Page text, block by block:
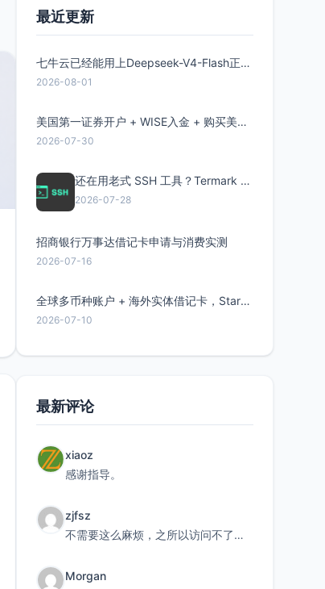
最近更新
七牛云已经能用上Deepseek-V4-Flash正式版了，点此领取300万Token
2026-08-01
美国第一证券开户 + WISE入金 + 购买美股全流程分享
2026-07-30
还在用老式 SSH 工具？Termark 新一代跨平台智能SSH客户端了解一下
2026-07-28
招商银行万事达借记卡申请与消费实测
2026-07-16
全球多币种账户 + 海外实体借记卡，Starryblu开户教程与注意事项
2026-07-10
最新评论
xiaoz
感谢指导。
zjfsz
不需要这么麻烦，之所以访问不了，是由于非对称路由的问题，在爱快主路由添加一条静态路由192.168.
Morgan